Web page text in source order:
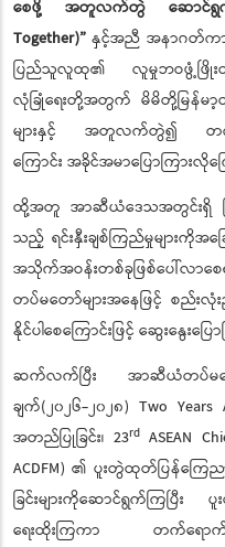
စေဖို့ အတူလက်တွဲ ဆောင်ရွက်က
Together)”နှင့်အညီ အနာဂတ်က
ပြည်သူလူထု၏ လူမှုဘဝဖွံ့ဖြိုးတို
လုံခြုံရေးတို့အတွက် မိမိတို့မြန်မ
များနှင့် အတူလက်တွဲ၍ တက်ကြွစွ
ကြောင်း အခိုင်အမာပြောကြားလိုကြ
ထို့အတူ အာဆီယံဒေသအတွင်းရှိ ပြ
သည့် ရင်းနှီးချစ်ကြည်မှုများကိုအ
အသိုက်အဝန်းတစ်ခုဖြစ်ပေါ်လ
တပ်မတော်များအနေဖြင့် စ
နိုင်ပါစေကြောင်းဖြင့် ဆွေးနွေးပြ
ဆက်လက်ပြီး အာဆီယံတပ်မ
ချက်(၂၀၂၆-၂၀၂၈) Two Years
အတည်ပြုခြင်း၊ 23rdASEAN
ACDFM) ၏ ပူးတွဲထုတ်ပြန်ကြေ
ခြင်းများကိုဆောင်ရွက်ကြပ
ရေးထိုးကြကာ တက်ရေ